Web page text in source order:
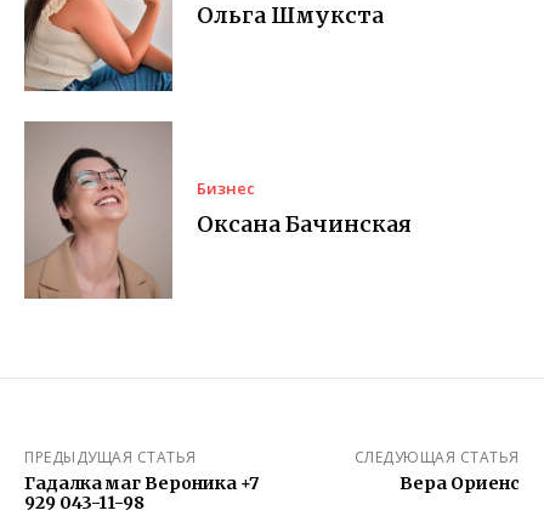
Ольга Шмукста
Бизнес
Оксана Бачинская
ПРЕДЫДУЩАЯ СТАТЬЯ
Гадалка маг Вероника +7
929 043-11-98
СЛЕДУЮЩАЯ СТАТЬЯ
Вера Ориенс